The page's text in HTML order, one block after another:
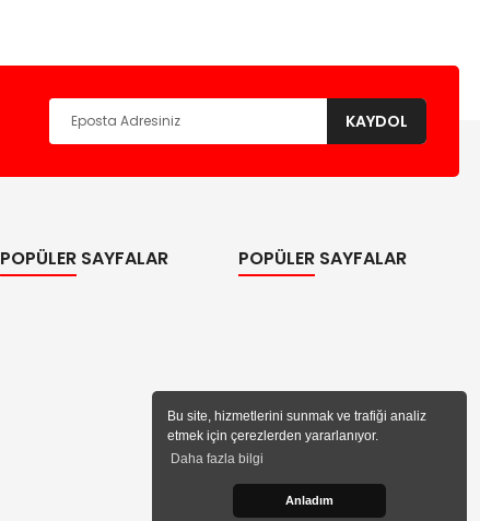
Bu site, hizmetlerini sunmak ve trafiği analiz
etmek için çerezlerden yararlanıyor.
Daha fazla bilgi
Anladım
KAYDOL
POPÜLER SAYFALAR POPÜLER SAYFALAR